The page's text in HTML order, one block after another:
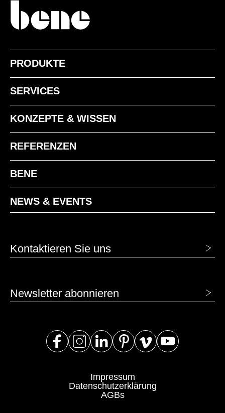
PRODUKTE
SERVICES
KONZEPTE & WISSEN
REFERENZEN
BENE
NEWS & EVENTS
Kontaktieren Sie uns
Newsletter abonnieren
Impressum
Datenschutzerklärung
AGBs